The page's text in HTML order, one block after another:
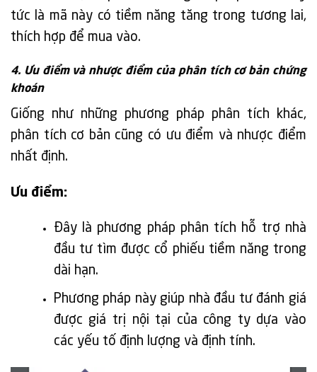
tức là mã này có tiềm năng tăng trong tương lai,
thích hợp để mua vào.
4. Ưu điểm và nhược điểm của phân tích cơ bản chứng
khoán
Giống như những phương pháp phân tích khác,
phân tích cơ bản cũng có ưu điểm và nhược điểm
nhất định.
Ưu điểm:
Đây là phương pháp phân tích hỗ trợ nhà
đầu tư tìm được cổ phiếu tiềm năng trong
dài hạn.
Phương pháp này giúp nhà đầu tư đánh giá
được giá trị nội tại của công ty dựa vào
các yếu tố định lượng và định tính.